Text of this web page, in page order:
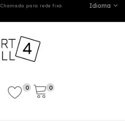
Idioma
Chamada para rede fixa
0 0